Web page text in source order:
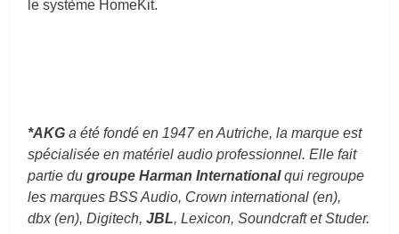
le système HomeKit.
*AKG a été fondé en 1947 en Autriche, la marque est
spécialisée en matériel audio professionnel. Elle fait
partie dugroupe Harman Internationalqui regroupe
les marques BSS Audio, Crown international(en),
dbx(en), Digitech,JBL, Lexicon, Soundcraft et Studer.